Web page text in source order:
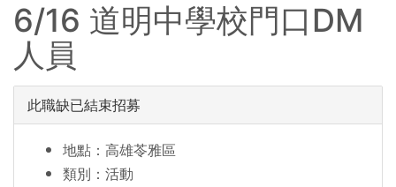
6/16 道明中學校門口DM
人員
此職缺已結束招募
地點：高雄苓雅區
類別：活動